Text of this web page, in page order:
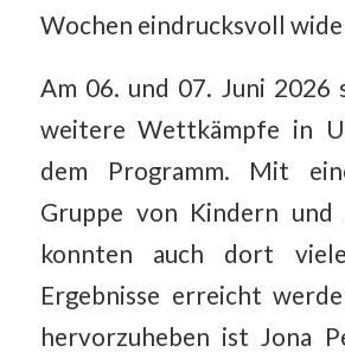
Wochen eindrucksvoll
Am 06. und 07. Juni 2026
weitere Wettkämpfe in
dem Programm. Mit
Gruppe von Kindern und
konnten auch dort
Ergebnisse erreicht
hervorzuheben ist Jona